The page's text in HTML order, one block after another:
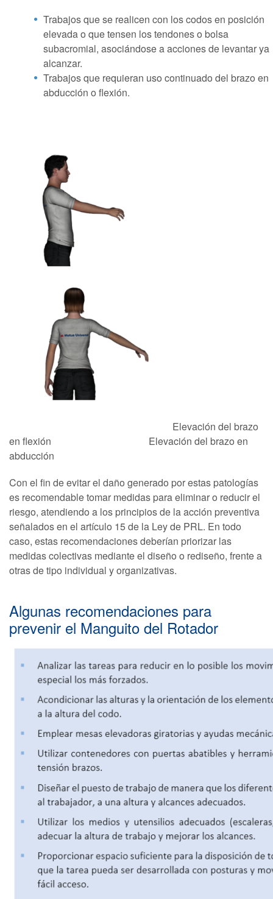
Trabajos que se realicen con los codos en posición
elevada o que tensen los tendones o bolsa
subacromial, asociándose a acciones de levantar ya
alcanzar.
Trabajos que requieran uso continuado del brazo en
abducción o flexión.
Elevación del brazo
en flexión Elevación del brazo en
abducción
Con el fin de evitar el daño generado por estas patologías
es recomendable tomar medidas para eliminar o reducir el
riesgo, atendiendo a los principios de la acción preventiva
señalados en el artículo 15 de la Ley de PRL. En todo
caso, estas recomendaciones deberían priorizar las
medidas colectivas mediante el diseño o rediseño, frente a
otras de tipo individual y organizativas.
Algunas recomendaciones para
prevenir el Manguito del Rotador